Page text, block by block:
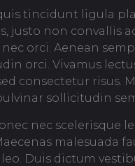
tincidunt ligula
justo non convallis
orci. Aenean
orci. Vivamus
consectetur risus.
sollicitudin
nec scelerisque
malesuada
Duis dictum